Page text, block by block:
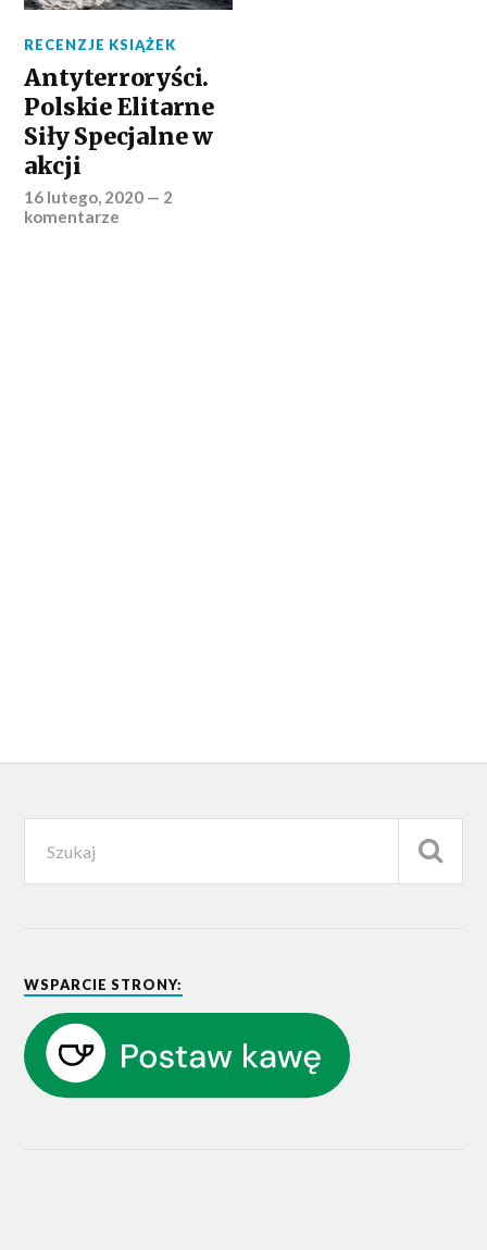
RECENZJE KSIĄŻEK
Antyterroryści.
Polskie Elitarne
Siły Specjalne w
akcji
16 lutego, 2020 — 2
komentarze
WSPARCIE STRONY: